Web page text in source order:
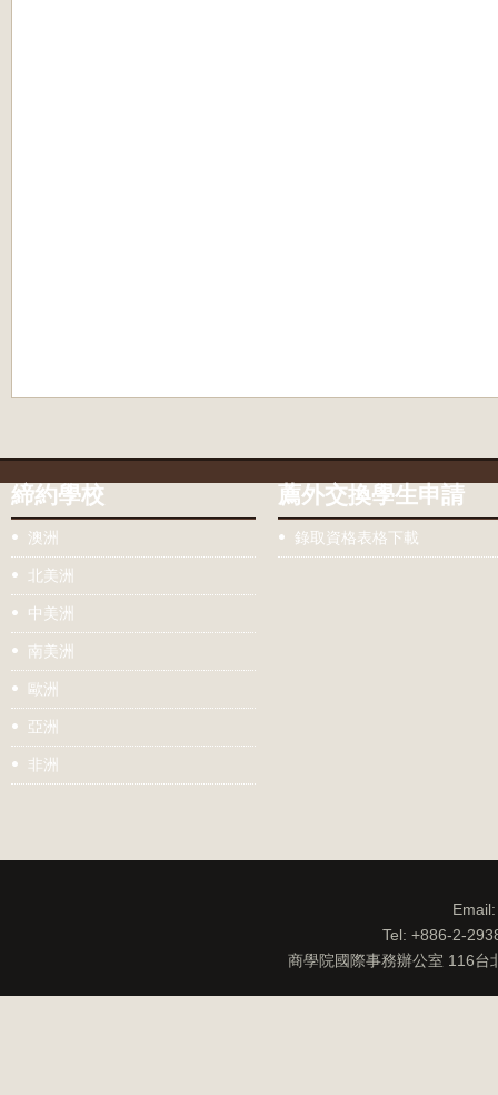
締約學校
澳洲
北美洲
中美洲
南美洲
歐洲
亞洲
非洲
薦外交換學生申請
錄取資格表格下載
Tel: +886-2-
商學院國際事務辦公室 116台